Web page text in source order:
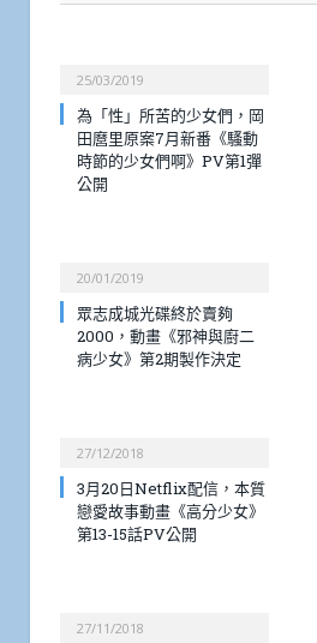
25/03/2019
為「性」所苦的少女們，岡
田麿里原案7月新番《騷動
時節的少女們啊》PV第1彈
公開
20/01/2019
眾志成城光碟終於賣夠
2000，動畫《邪神與廚二
病少女》第2期製作決定
27/12/2018
3月20日Netflix配信，本質
戀愛故事動畫《高分少女》
第13-15話PV公開
27/11/2018